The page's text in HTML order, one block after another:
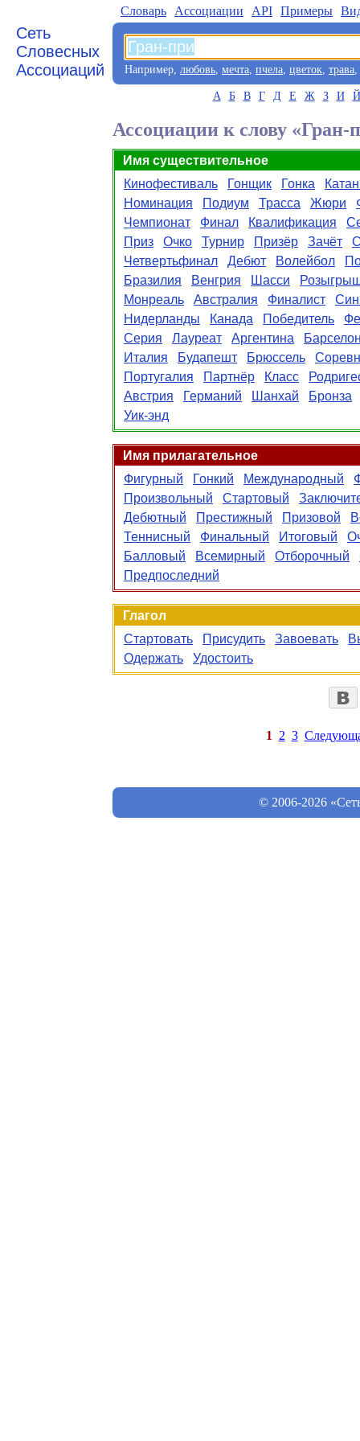
Сеть
Словесных
Ассоциаций
Словарь Aссоциации API Примеры
Например, любовь, мечта, пчела, цветок, трава,
А Б В Г Д Е Ж З И Й
Ассоциации к слову «Гран-
Имя существительное
Кинофестиваль
Гонщик Гонка
Номинация
Подиум Трасса Жюри
Чемпионат
Финал Квалификация
Приз
Очко Турнир Призёр Зачёт
Четвертьфинал
Дебют Волейбол
Бразилия
Венгрия Шасси
Монреаль
Австралия Финалист
Нидерланды
Канада Победитель
Серия
Лауреат Аргентина
Италия
Будапешт Брюссель
Португалия
Партнёр Класс
Австрия
Германий Шанхай
Бронза
Уик-энд
Имя прилагательное
Фигурный
Гонкий Международный
Произвольный
Стартовый
Дебютный
Престижный Призовой
Теннисный
Финальный Итоговый
Балловый
Всемирный Отборочный
Предпоследний
Глагол
Стартовать
Присудить Завоевать
Одержать
Удостоить
1 2 3
© 2006-2026